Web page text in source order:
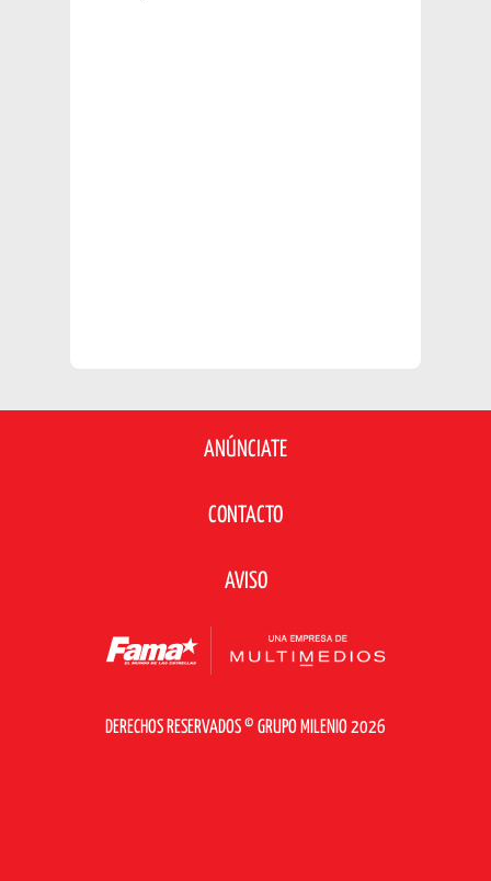
ANÚNCIATE
CONTACTO
AVISO
DERECHOS RESERVADOS © GRUPO MILENIO 2026